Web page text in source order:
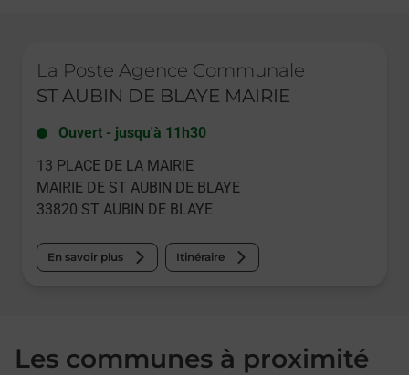
La Poste Agence Communale
ST AUBIN DE BLAYE MAIRIE
Ouvert - jusqu'à 11h30
13 PLACE DE LA MAIRIE
MAIRIE DE ST AUBIN DE BLAYE
33820 ST AUBIN DE BLAYE
En savoir plus Itinéraire
Les communes à proximité